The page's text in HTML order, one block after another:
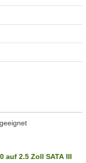
auf 2.5 Zoll SATA III